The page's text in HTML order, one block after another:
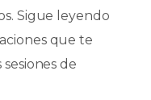
Sigue leyendo
que te
de